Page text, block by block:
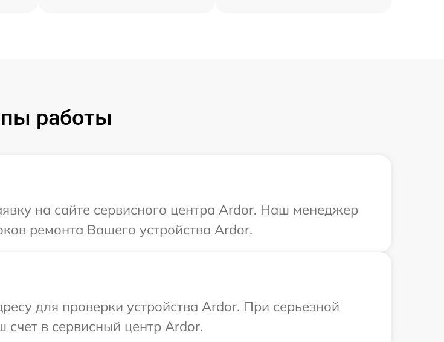
работы
на сайте сервисного центра Ardor. Наш менеджер
ремонта Вашего устройства Ardor.
для проверки устройства Ardor. При серьезной
в сервисный центр Ardor.